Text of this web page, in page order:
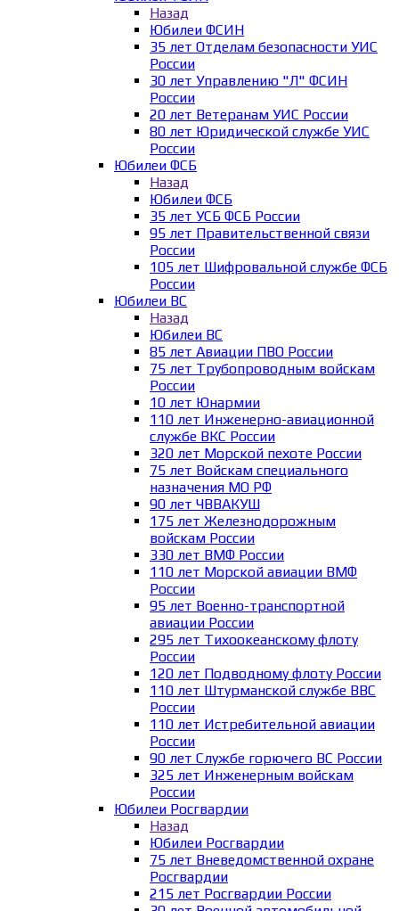
Назад
Юбилеи ФСИН
35 лет Отделам безопасности УИС
России
30 лет Управлению "Л" ФСИН
России
20 лет Ветеранам УИС России
80 лет Юридической службе УИС
России
Юбилеи ФСБ
Назад
Юбилеи ФСБ
35 лет УСБ ФСБ России
95 лет Правительственной связи
России
105 лет Шифровальной службе ФСБ
России
Юбилеи ВС
Назад
Юбилеи ВС
85 лет Авиации ПВО России
75 лет Трубопроводным войскам
России
10 лет Юнармии
110 лет Инженерно-авиационной
службе ВКС России
320 лет Морской пехоте России
75 лет Войскам специального
назначения МО РФ
90 лет ЧВВАКУШ
175 лет Железнодорожным
войскам России
330 лет ВМФ России
110 лет Морской авиации ВМФ
России
95 лет Военно-транспортной
авиации России
295 лет Тихоокеанскому флоту
России
120 лет Подводному флоту России
110 лет Штурманской службе ВВС
России
110 лет Истребительной авиации
России
90 лет Службе горючего ВС России
325 лет Инженерным войскам
России
Юбилеи Росгвардии
Назад
Юбилеи Росгвардии
75 лет Вневедомственной охране
Росгвардии
215 лет Росгвардии России